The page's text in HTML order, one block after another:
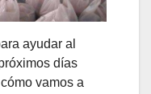
ayudar al
días
vamos a